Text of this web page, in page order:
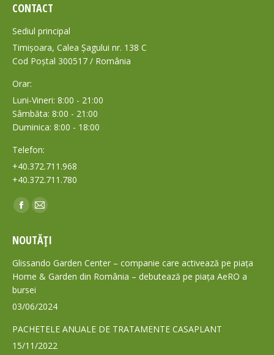
CONTACT
Sediul principal
Timișoara, Calea Șagului nr. 138 C
Cod Poștal 300517 / România
Orar:
Luni-Vineri: 8:00 - 21:00
Sâmbăta: 8:00 - 21:00
Duminica: 8:00 - 18:00
Telefon:
+40.372.711.968
+40.372.711.780
Find us on:
Facebook
opens
in
new
window
Mail
opens
in
new
NOUTĂȚI
Glissando Garden Center – companie care activează pe piața
Home & Garden din România – debutează pe piața AeRO a
bursei
03/06/2024
PACHETELE ANUALE DE TRATAMENTE CASAPLANT
15/11/2022